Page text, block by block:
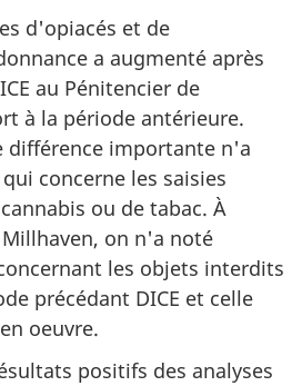
d'opiacés et de
a augmenté après
au Pénitencier de
à la période antérieure.
différence importante n'a
concerne les saisies
ou de tabac. À
on n'a noté
les objets interdits
précédant DICE et celle
oeuvre.
positifs des analyses